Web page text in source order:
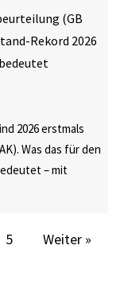
(GB
Rekord 2026
2026 erstmals
Was das für den
– mit
5 Weiter »